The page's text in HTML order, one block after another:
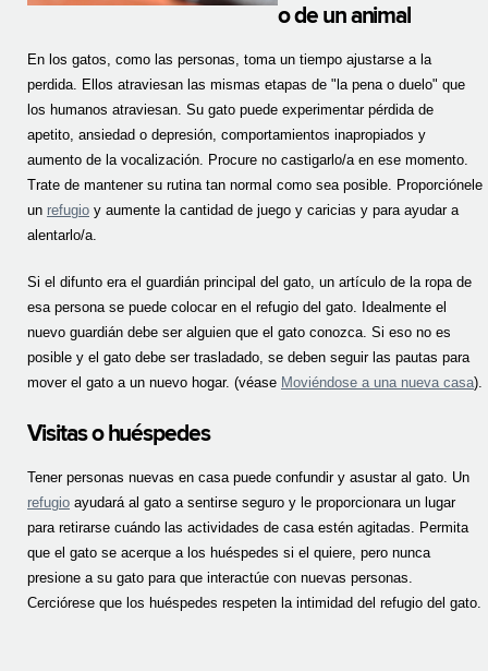
o de un animal
En los gatos, como las personas, toma un tiempo ajustarse a la
perdida. Ellos atraviesan las mismas etapas de "la pena o duelo" que
los humanos atraviesan. Su gato puede experimentar pérdida de
apetito, ansiedad o depresión, comportamientos inapropiados y
aumento de la vocalización. Procure no castigarlo/a en ese momento.
Trate de mantener su rutina tan normal como sea posible. Proporciónele
un refugio y aumente la cantidad de juego y caricias y para ayudar a
alentarlo/a.
Si el difunto era el guardián principal del gato, un artículo de la ropa de
esa persona se puede colocar en el refugio del gato. Idealmente el
nuevo guardián debe ser alguien que el gato conozca. Si eso no es
posible y el gato debe ser trasladado, se deben seguir las pautas para
mover el gato a un nuevo hogar. (véase Moviéndose a una nueva casa).
Visitas o huéspedes
Tener personas nuevas en casa puede confundir y asustar al gato. Un
refugio ayudará al gato a sentirse seguro y le proporcionara un lugar
para retirarse cuándo las actividades de casa estén agitadas. Permita
que el gato se acerque a los huéspedes si el quiere, pero nunca
presione a su gato para que interactúe con nuevas personas.
Cerciórese que los huéspedes respeten la intimidad del refugio del gato.